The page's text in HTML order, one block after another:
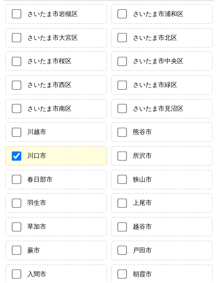
さいたま市岩槻区 さいたま市浦和区
さいたま市大宮区 さいたま市北区
さいたま市桜区 さいたま市中央区
さいたま市西区 さいたま市緑区
さいたま市南区 さいたま市見沼区
川越市 熊谷市
川口市 所沢市
春日部市 狭山市
羽生市 上尾市
草加市 越谷市
蕨市 戸田市
入間市 朝霞市